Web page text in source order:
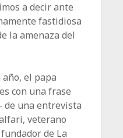
a decir ante
fastidiosa
la amenaza del
año, el papa
con una frase
de una entrevista
veterano
de La